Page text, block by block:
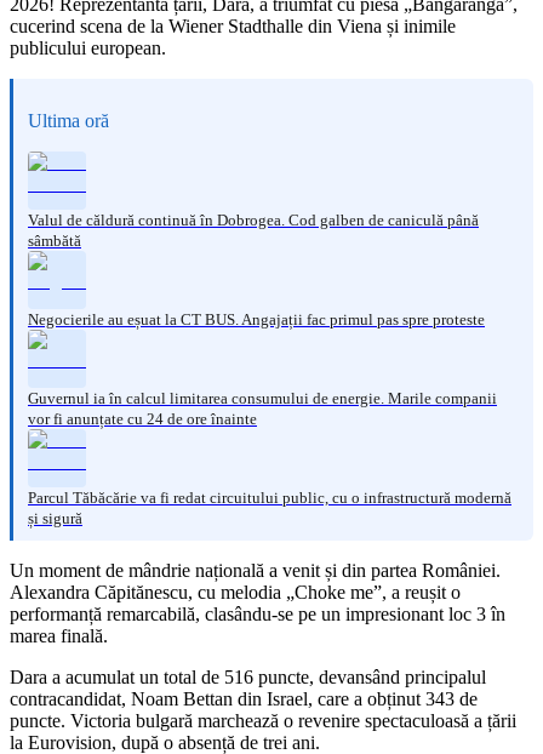
cucerind scena de la Wiener Stadthalle din Viena și inimile
publicului european.
Ultima oră
Valul de căldură continuă în Dobrogea. Cod galben de caniculă până
sâmbătă
Negocierile au eșuat la CT BUS. Angajații fac primul pas spre proteste
Guvernul ia în calcul limitarea consumului de energie. Marile companii
vor fi anunțate cu 24 de ore înainte
Parcul Tăbăcărie va fi redat circuitului public, cu o infrastructură modernă
și sigură
Un moment de mândrie națională a venit și din partea României.
Alexandra Căpitănescu, cu melodia „Choke me”, a reușit o
performanță remarcabilă, clasându-se pe un impresionant loc 3 în
marea finală.
Dara a acumulat un total de 516 puncte, devansând principalul
contracandidat, Noam Bettan din Israel, care a obținut 343 de
puncte. Victoria bulgară marchează o revenire spectaculoasă a țării
la Eurovision, după o absență de trei ani.